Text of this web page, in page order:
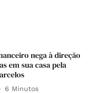
nega à direção
em sua casa pela
6 Minutos